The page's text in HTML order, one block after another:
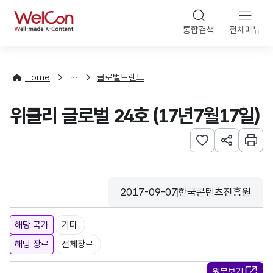
WelCon 통합검색 전체메뉴
Home
향
계
글로벌트렌드
위클리 글로벌 24호 (17년7월17일)
관심사 등록하기
URL 공유하
인쇄
등록일
2017-09-07
수집기관
한국콘텐츠진흥원
해당 국가
기타
해당 장르
전체장르